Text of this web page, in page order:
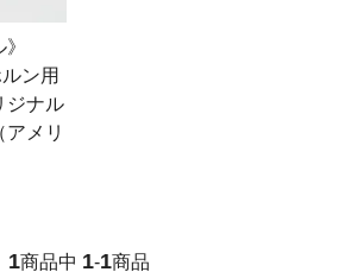
ン用
ナル
メリ
1商品中 1-1商品